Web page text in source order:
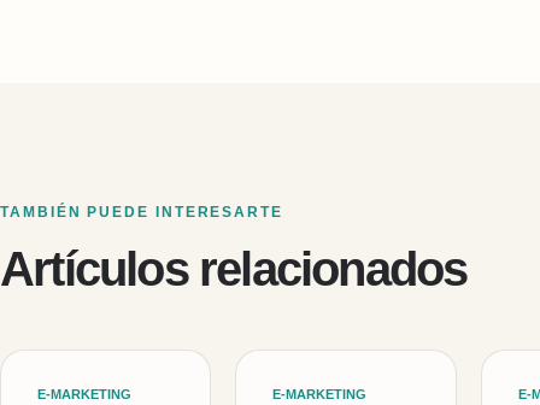
TAMBIÉN PUEDE INTERESARTE
Artículos relacionados
E-MARKETING E-MARKETING E-